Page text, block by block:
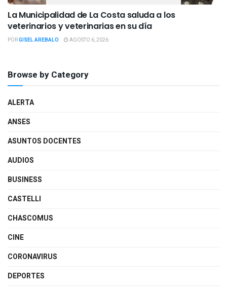
La Municipalidad de La Costa saluda a los
veterinarios y veterinarias en su día
PORGISEL AREBALO AGOSTO 6, 2026
Browse by Category
ALERTA
ANSES
ASUNTOS DOCENTES
AUDIOS
BUSINESS
CASTELLI
CHASCOMUS
CINE
CORONAVIRUS
DEPORTES